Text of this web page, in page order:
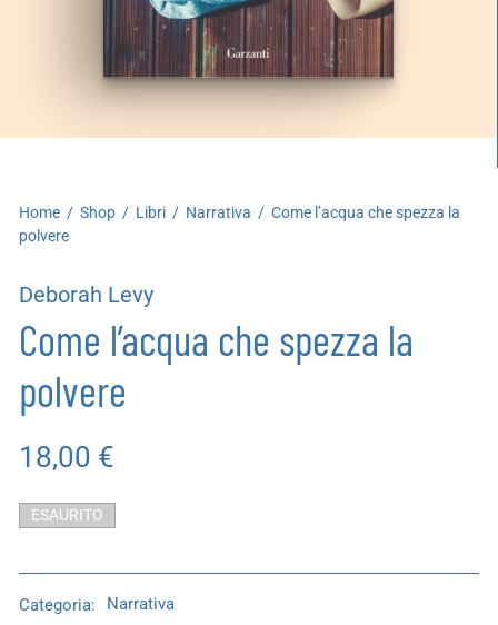
Home / Shop / Libri / Narrativa / Come l’acqua che spezza la
polvere
Deborah Levy
Come l’acqua che spezza la
polvere
18,00 €
ESAURITO
Categoria: Narrativa